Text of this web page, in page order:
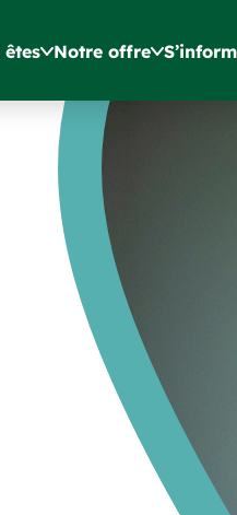
êtes Notre offre